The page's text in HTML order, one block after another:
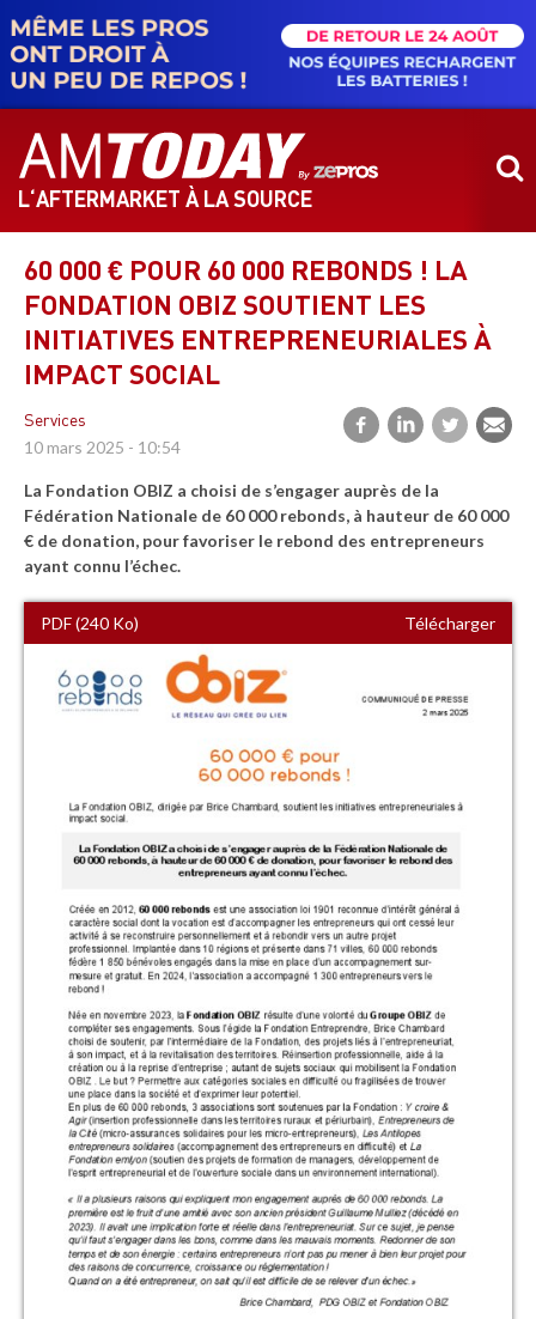
contenu
principal
L‘AFTERMARKET À LA SOURCE
60 000 € POUR 60 000 REBONDS ! LA
FONDATION OBIZ SOUTIENT LES
INITIATIVES ENTREPRENEURIALES À
IMPACT SOCIAL
Services
10 mars 2025 - 10:54
La Fondation OBIZ a choisi de s’engager auprès de la
Fédération Nationale de 60 000 rebonds, à hauteur de 60 000
€ de donation, pour favoriser le rebond des entrepreneurs
ayant connu l’échec.
PDF (240 Ko) Télécharger